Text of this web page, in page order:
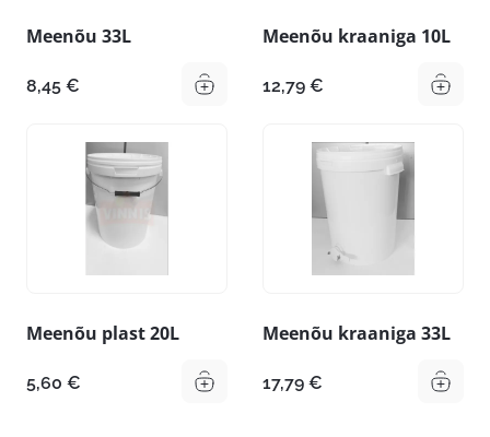
Meenõu 33L
8,45 €
Meenõu kraaniga 10L
12,79 €
Meenõu plast 20L
5,60 €
Meenõu kraaniga 33L
17,79 €